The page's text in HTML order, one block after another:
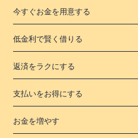
今すぐお金を用意する
低金利で賢く借りる
返済をラクにする
支払いをお得にする
お金を増やす